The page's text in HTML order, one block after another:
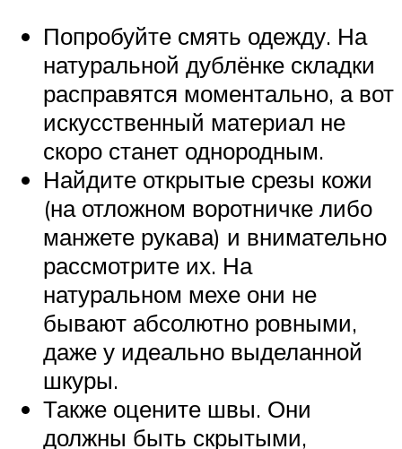
Попробуйте смять одежду. На
натуральной дублёнке складки
расправятся моментально, а вот
искусственный материал не
скоро станет однородным.
Найдите открытые срезы кожи
(на отложном воротничке либо
манжете рукава) и внимательно
рассмотрите их. На
натуральном мехе они не
бывают абсолютно ровными,
даже у идеально выделанной
шкуры.
Также оцените швы. Они
должны быть скрытыми,